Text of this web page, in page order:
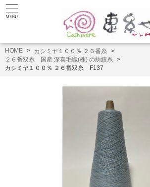
HOME
カシミヤ１００％ ２６番糸
２６番双糸 国産 深喜毛織(株) の紡績糸
カシミヤ１００％ ２６番双糸 F137